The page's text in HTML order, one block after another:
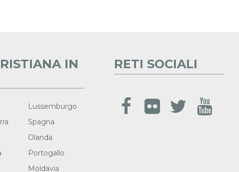
IN
Lussemburgo
Spagna
Olanda
Portogallo
Moldavia
RETI SOCIALI